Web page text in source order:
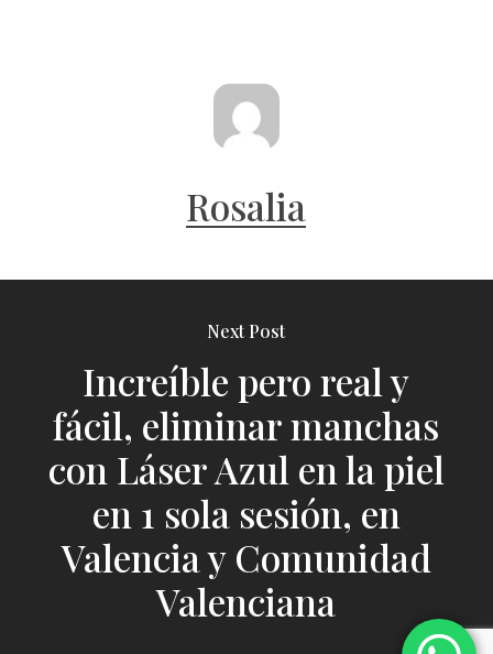
Rosalia
Next Post
Increíble pero real y
fácil, eliminar manchas
con Láser Azul en la piel
en 1 sola sesión, en
Valencia y Comunidad
Valenciana